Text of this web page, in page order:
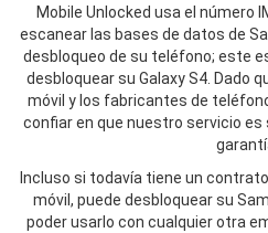
Mobile Unlocked usa el número
escanear las bases de datos de
desbloqueo de su teléfono; este
desbloquear su Galaxy S4. Dado
móvil y los fabricantes de
confiar en que nuestro servicio es
Incluso si todavía tiene un
móvil, puede desbloquear su
poder usarlo con cualquier otra